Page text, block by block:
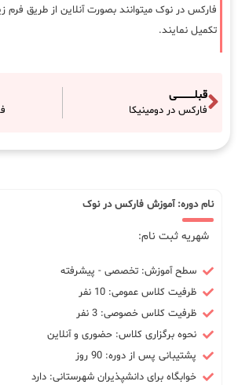
فارکس در نوک میتوانند بصورت آنلاین از طریق فرم
تکمیل نمایند.
قبلـــــــــــی
فارکس در دومینیکا
نام دوره: آموزش فارکس در نوک
شهریه ثبت نام:
سطح آموزش: تخصصی - پیشرفته
ظرفیت کلاس عمومی: 10 نفر
ظرفیت کلاس خصوصی: 3 نفر
نحوه برگزاری کلاس: حضوری و آنلاین
پشتیبانی پس از دوره: 90 روز
خوابگاه برای دانشپذیران شهرستانی: دارد